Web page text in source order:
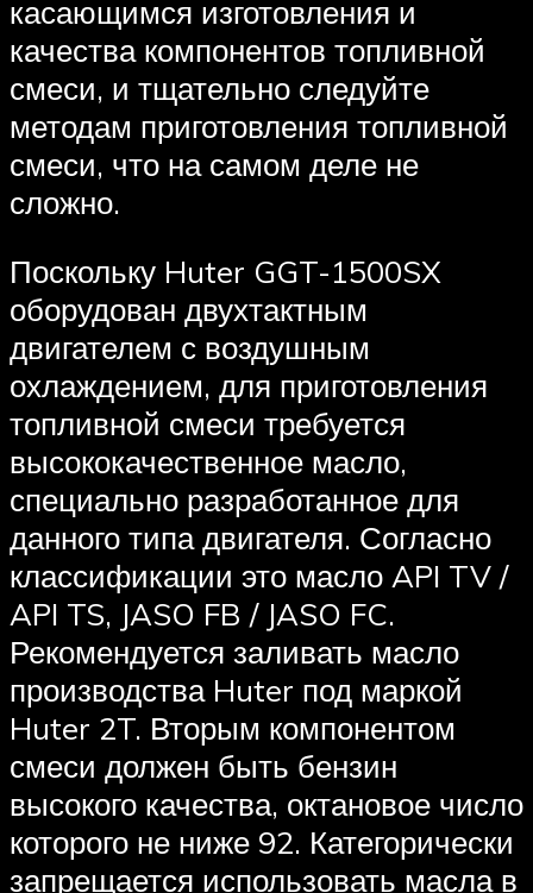
касающимся изготовления и
качества компонентов топливной
смеси, и тщательно следуйте
методам приготовления топливной
смеси, что на самом деле не
сложно.
Поскольку Huter GGT-1500SX
оборудован двухтактным
двигателем с воздушным
охлаждением, для приготовления
топливной смеси требуется
высококачественное масло,
специально разработанное для
данного типа двигателя. Согласно
классификации это масло API TV /
API TS, JASO FB / JASO FC.
Рекомендуется заливать масло
производства Huter под маркой
Huter 2T. Вторым компонентом
смеси должен быть бензин
высокого качества, октановое число
которого не ниже 92. Категорически
запрещается использовать масла в